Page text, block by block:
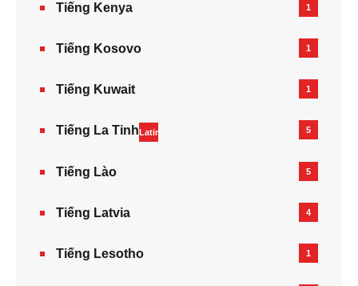
Tiếng Kenya 1
Tiếng Kosovo 1
Tiếng Kuwait 1
Tiếng La TinhLatin 5
Tiếng Lào 5
Tiếng Latvia 4
Tiếng Lesotho 1